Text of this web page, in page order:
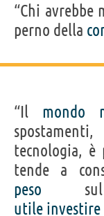
“Chi avrebbe
perno della
“Il mondo
tecnologia, è
tende a
peso sul
utile investire